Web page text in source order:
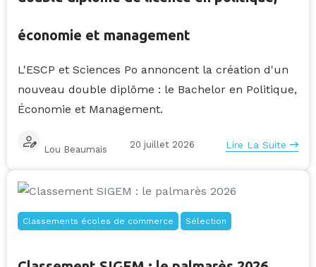
économie et management
L'ESCP et Sciences Po annoncent la création d'un
nouveau double diplôme : le Bachelor en Politique,
Économie et Management.
Lou Beaumais 20 juillet 2026 Lire La Suite
Classements écoles de commerce Sélection